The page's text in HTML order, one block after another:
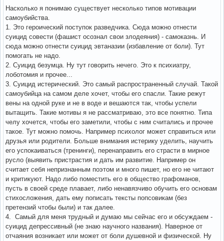
Насколько я понимаю существует несколько типов мотивации
самоубийства.
1. Это героический поступок разведчика. Сюда можно отнести
суицид совести (фашист осознал свои злодеяния) - самоказнь. И
сюда можно отнести суицид эвтаназии (избавление от боли). Тут
помогать не надо.
2. Суицид безумца. Ну тут говорить нечего. Это к психиатру,
лоботомия и прочее...
3. Суицид истерический. Это самый распространенный случай. Такой
самоубийца на самом деле хочет, чтобы его спасли. Такие режут
вены на одной руке и не в воде и вешаются так, чтобы успели
вытащить. Такие мотивы я не рассматриваю, это все понятно. Типа
челу хочется, чтобы его заметили, чтобы с ним считались и прочее
такое. Тут можно помочь. Например психолог может справиться или
друзья или родители. Больше внимания истерику уделить, научить
его успокаиваться (тренинги), перенаправить его страсти в мирное
русло (выявить пристрастия и дать им развитие. Например он
считает себя непризнанным поэтом и много пишет, но его не читают
и критикуют. Надо либо поместить его в общество графоманов,
пусть в своей среде плавает, либо ненавязчиво обучить его основам
стихосложения, дать ему пописать тексты попсовикам (без
претензий чтобы были) и так далее.
4. Самый для меня трудный и думаю мы сейчас его и обсуждаем -
суицид депрессивный (не знаю научного названия). Наверное от
отчаяния возникает или может от боли душевной и физической. Ну